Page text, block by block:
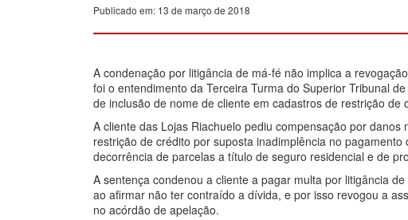
Publicado em: 13 de março de 2018
A condenação por litigância de má-fé não implica a
foi o entendimento da Terceira Turma do Superior Tribunal
de inclusão de nome de cliente em cadastros de restrição de
A cliente das Lojas Riachuelo pediu compensação por
restrição de crédito por suposta inadimplência no
decorrência de parcelas a título de seguro residencial e de
A sentença condenou a cliente a pagar multa por litigância
ao afirmar não ter contraído a dívida, e por isso revogou a
no acórdão de apelação.